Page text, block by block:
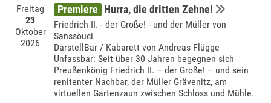
Freitag
23
Oktober
2026
Premiere Hurra, die dritten Zehne!
Friedrich II. - der Große! - und der Müller von
Sanssouci
DarstellBar / Kabarett von Andreas Flügge
Unfassbar: Seit über 30 Jahren begegnen sich
Preußenkönig Friedrich II. – der Große! – und sein
renitenter Nachbar, der Müller Grävenitz, am
virtuellen Gartenzaun zwischen Schloss und Mühle.